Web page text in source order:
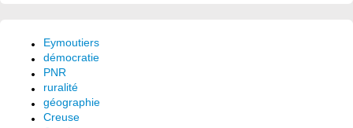
Eymoutiers
démocratie
PNR
ruralité
géographie
Creuse